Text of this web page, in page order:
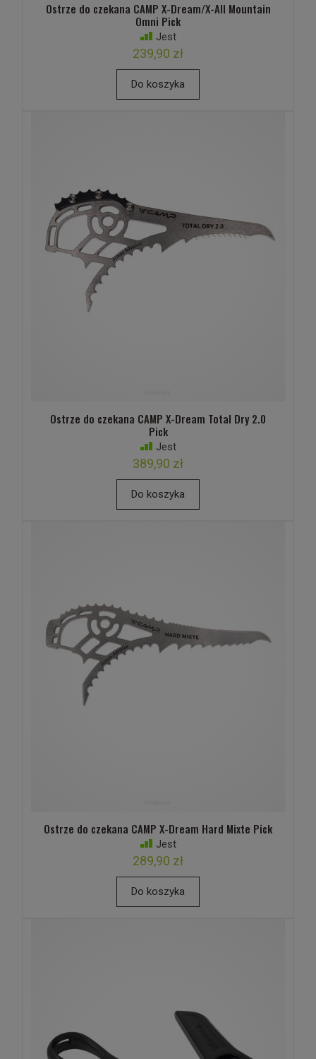
Ostrze do czekana CAMP X-Dream/X-All Mountain
Omni Pick
Jest
239,90 zł
Do koszyka
Ostrze do czekana CAMP X-Dream Total Dry 2.0
Pick
Jest
389,90 zł
Do koszyka
Ostrze do czekana CAMP X-Dream Hard Mixte Pick
Jest
289,90 zł
Do koszyka